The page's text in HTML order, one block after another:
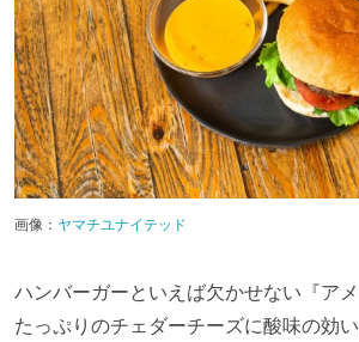
画像： ヤマチユナイテッド
ハンバーガーといえば欠かせない『アメ
たっぷりのチェダーチーズに酸味の効